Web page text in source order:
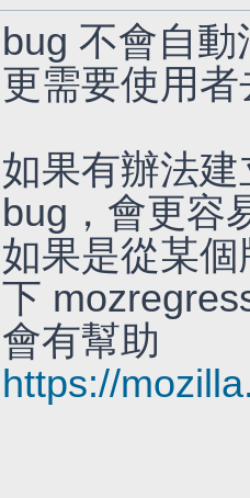
bug 不會自
更需要使用
如果有辦法
bug，會更容
如果是從某
下
會有幫助
https://